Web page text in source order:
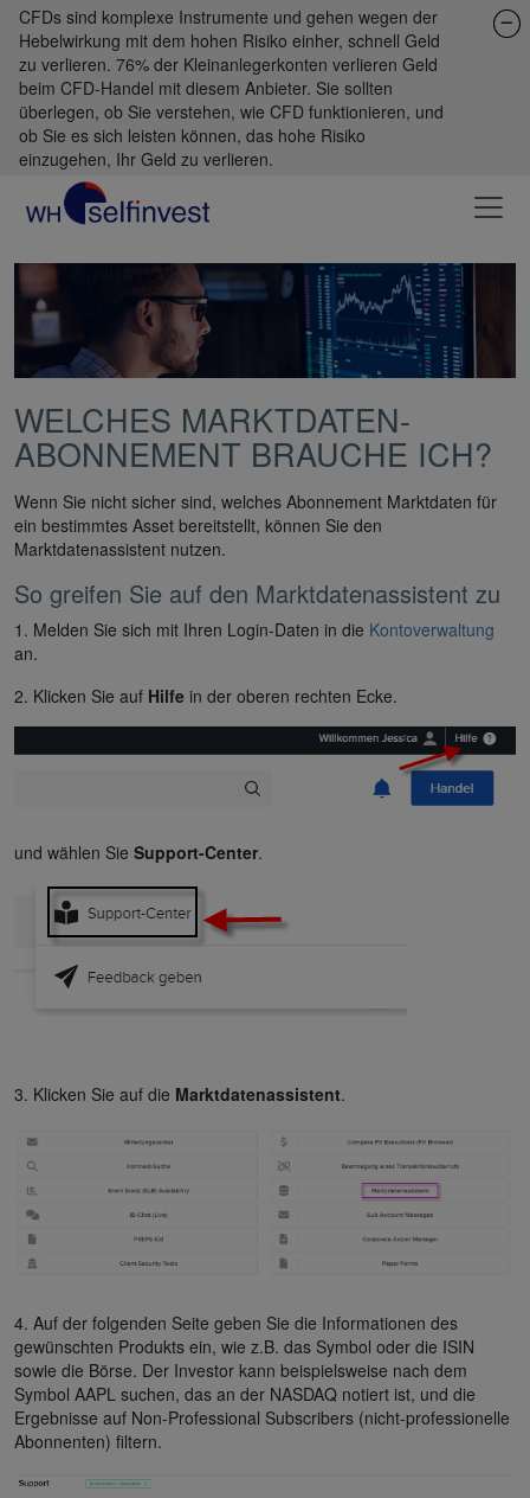
CFDs sind komplexe Instrumente und gehen wegen der
Hebelwirkung mit dem hohen Risiko einher, schnell Geld
zu verlieren. 76% der Kleinanlegerkonten verlieren Geld
beim CFD-Handel mit diesem Anbieter. Sie sollten
überlegen, ob Sie verstehen, wie CFD funktionieren, und
ob Sie es sich leisten können, das hohe Risiko
einzugehen, Ihr Geld zu verlieren.
WELCHES MARKTDATEN-
ABONNEMENT BRAUCHE ICH?
Wenn Sie nicht sicher sind, welches Abonnement Marktdaten für
ein bestimmtes Asset bereitstellt, können Sie den
Marktdatenassistent nutzen.
So greifen Sie auf den Marktdatenassistent zu
1. Melden Sie sich mit Ihren Login-Daten in die Kontoverwaltung
an.
2. Klicken Sie auf Hilfe in der oberen rechten Ecke.
und wählen Sie Support-Center.
3. Klicken Sie auf die Marktdatenassistent.
4. Auf der folgenden Seite geben Sie die Informationen des
gewünschten Produkts ein, wie z.B. das Symbol oder die ISIN
sowie die Börse. Der Investor kann beispielsweise nach dem
Symbol AAPL suchen, das an der NASDAQ notiert ist, und die
Ergebnisse auf Non-Professional Subscribers (nicht-professionelle
Abonnenten) filtern.